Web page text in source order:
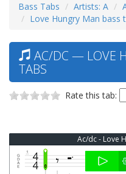
Bass Tabs Artists: A
Love Hungry Man bass
AC/DC — LOVE
TABS
Rate this tab:
Ac/dc - Love